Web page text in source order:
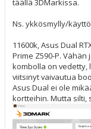
täällä 3DMarkissa.
Ns. ykkösmylly/
11600k, Asus Dual
Prime Z590-P.
kombolla on vedetty,
viitsinyt vaivautua
Asus Dual ei ole
kortteihin. Mutta silti,